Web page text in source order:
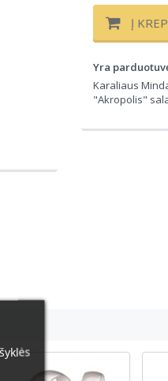
Į
Yra
Karaliaus
"Akropolis"